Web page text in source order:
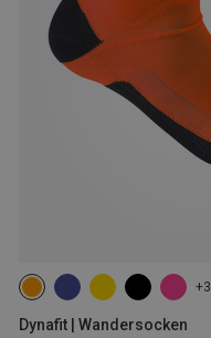
+3
Dynafit | Wandersocken
35|36|37|38 39|40|41|42